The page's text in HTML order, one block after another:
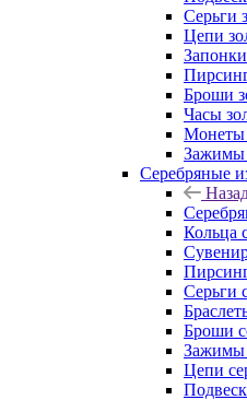
Серьги
Цепи
Броши
Часы
Монеты
Зажимы
Серебряные
Кольца
Серьги
Броши
Зажимы
Цепи